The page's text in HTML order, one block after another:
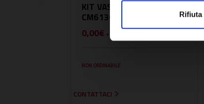
Rifiuta
KIT VASO ESPANSIONE -
CM61305469
0,00€ + IVA
NON ORDINABILE
CONTATTACI